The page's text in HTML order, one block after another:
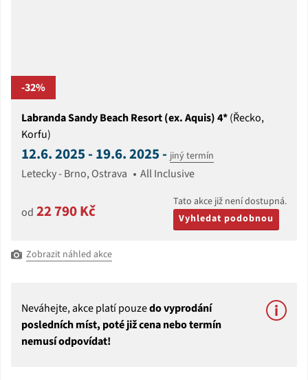
-32%
Labranda Sandy Beach Resort (ex. Aquis) 4*(Řecko,
Korfu)
12.6. 2025 - 19.6. 2025 - jiný termín
Letecky - Brno, Ostrava All Inclusive
od 22 790 Kč
Tato akce již není dostupná.
Vyhledat podobnou
Zobrazit náhled akce
Neváhejte, akce platí pouzedo vyprodání
posledních míst, poté již cena nebo termín
nemusí odpovídat!